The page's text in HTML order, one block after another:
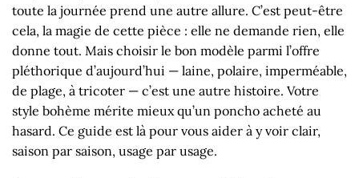
toute la journée prend une autre allure. C’est peut-être
cela, la magie de cette pièce : elle ne demande rien, elle
donne tout. Mais choisir le bon modèle parmi l’offre
pléthorique d’aujourd’hui — laine, polaire, imperméable,
de plage, à tricoter — c’est une autre histoire. Votre
style bohème mérite mieux qu’un poncho acheté au
hasard. Ce guide est là pour vous aider à y voir clair,
saison par saison, usage par usage.